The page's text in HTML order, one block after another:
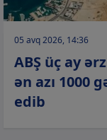
05 avq 2026, 14:36
ABŞ üç ay
ən azı 1000
edib